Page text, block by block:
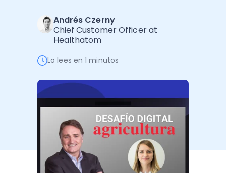
Administración Empresarial
Software Factura y Administración
Andrés Czerny
Chief Customer Officer at
Healthatom
Lo lees en 1 minutos